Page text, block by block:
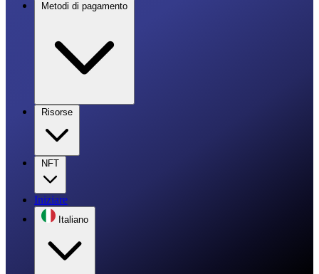
Metodi di pagamento
Risorse
NFT
Iniziare
Italiano